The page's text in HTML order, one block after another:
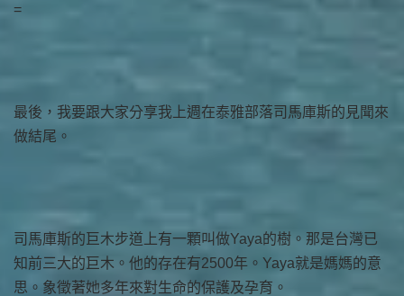
=
最後，我要跟大家分享我上週在泰雅部落司馬庫斯的見聞來
做結尾。
司馬庫斯的巨木步道上有一顆叫做Yaya的樹。那是台灣已
知前三大的巨木。他的存在有2500年。Yaya就是媽媽的意
思。象徵著她多年來對生命的保護及孕育。